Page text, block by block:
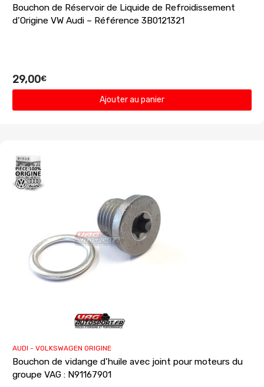
Bouchon de Réservoir de Liquide de Refroidissement
d’Origine VW Audi – Référence 3B0121321
29,00€
Ajouter au panier
AUDI - VOLKSWAGEN ORIGINE
Bouchon de vidange d’huile avec joint pour moteurs du
groupe VAG : N91167901